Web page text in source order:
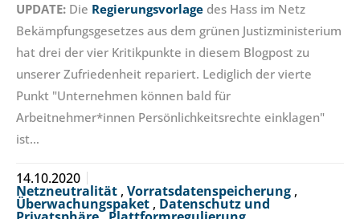
UPDATE: Die Regierungsvorlage des Hass im Netz
Bekämpfungsgesetzes aus dem grünen Justizministerium
hat drei der vier Kritikpunkte in diesem Blogpost zu
unserer Zufriedenheit repariert. Lediglich der vierte
Punkt "Unternehmen können bald für
Arbeitnehmer*innen Persönlichkeitsrechte einklagen"
ist…
14.10.2020
Netzneutralität , Vorratsdatenspeicherung ,
Überwachungspaket , Datenschutz und